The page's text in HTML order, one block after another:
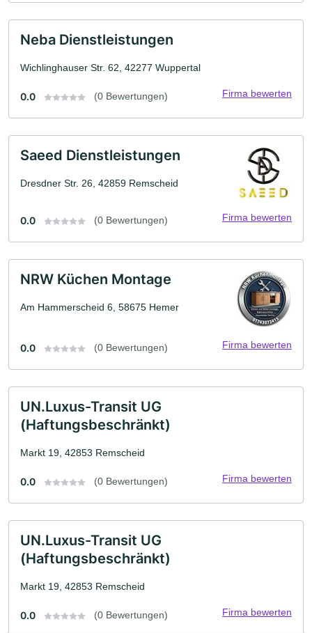
Neba Dienstleistungen
Wichlinghauser Str. 62, 42277 Wuppertal
0.0 (0 Bewertungen) Firma bewerten
Saeed Dienstleistungen
Dresdner Str. 26, 42859 Remscheid
0.0 (0 Bewertungen) Firma bewerten
NRW Küchen Montage
Am Hammerscheid 6, 58675 Hemer
0.0 (0 Bewertungen) Firma bewerten
UN.Luxus-Transit UG
(Haftungsbeschränkt)
Markt 19, 42853 Remscheid
0.0 (0 Bewertungen) Firma bewerten
UN.Luxus-Transit UG
(Haftungsbeschränkt)
Markt 19, 42853 Remscheid
0.0 (0 Bewertungen) Firma bewerten